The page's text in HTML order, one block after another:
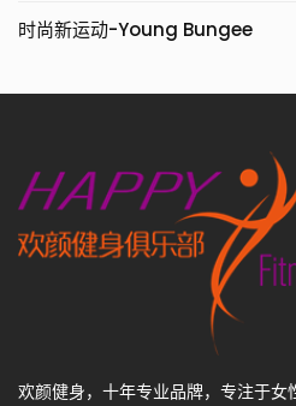
时尚新运动-Young Bungee
欢颜健身，十年专业品牌，专注于